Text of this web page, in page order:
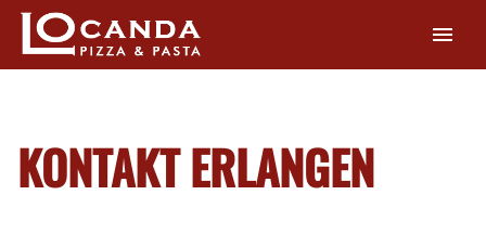
menu
KONTAKT ERLANGEN